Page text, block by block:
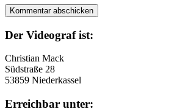
Der Videograf ist:
Christian Mack
Südstraße 28
53859 Niederkassel
Erreichbar unter: